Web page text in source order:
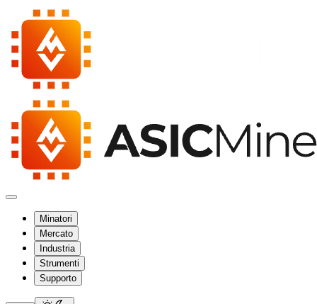
Minatori
Mercato
Industria
Strumenti
Supporto